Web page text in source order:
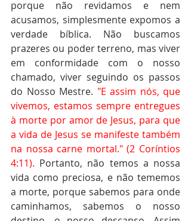
porque não revidamos e nem
acusamos, simplesmente expomos a
verdade bíblica. Não buscamos
prazeres ou poder terreno, mas viver
em conformidade com o nosso
chamado, viver seguindo os passos
do Nosso Mestre. "E assim nós, que
vivemos, estamos sempre entregues
à morte por amor de Jesus, para que
a vida de Jesus se manifeste também
na nossa carne mortal." (2 Coríntios
4:11). Portanto, não temos a nossa
vida como preciosa, e não tememos
a morte, porque sabemos para onde
caminhamos, sabemos o nosso